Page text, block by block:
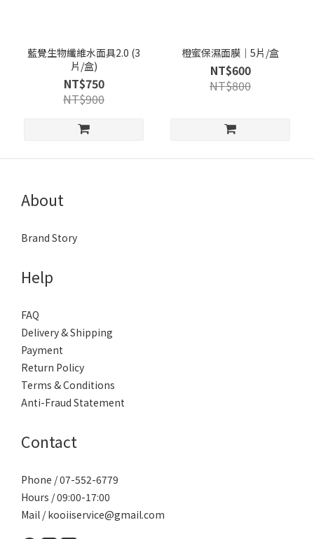
藍覺生物纖維水面具2.0 (3
片/盒)
NT$750
NT$900
橙蜜保濕面膜｜5片/盒
NT$600
NT$800
About
Brand Story
Help
FAQ
Delivery & Shipping
Payment
Return Policy
Terms & Conditions
Anti-Fraud Statement
Contact
Phone / 07-552-6779
Hours / 09:00-17:00
Mail / kooiiservice@gmail.com